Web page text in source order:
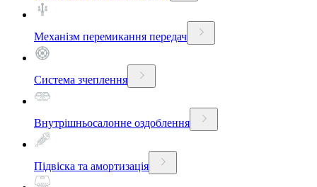
Механізм перемикання передач
Система зчеплення
Внутрішньосалонне оздоблення
Підвіска та амортизація